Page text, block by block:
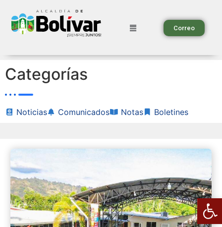
Correo
Categorías
Noticias Comunicados Notas Boletines